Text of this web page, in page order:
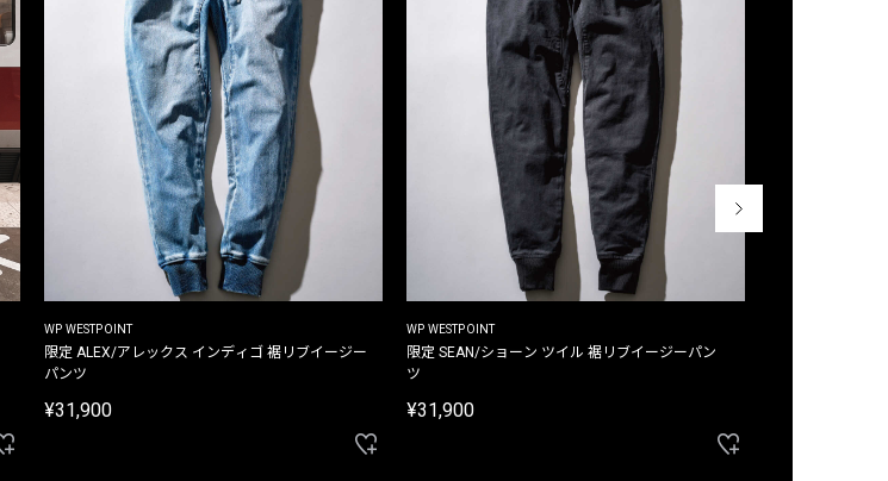
WP WESTPOINT
限定 ALEX/アレックス インディゴ 裾リブイージー
パンツ
¥31,900
WP WESTPOINT
限定 SEAN/ショーン ツイル 裾リブイージーパン
ツ
¥31,900